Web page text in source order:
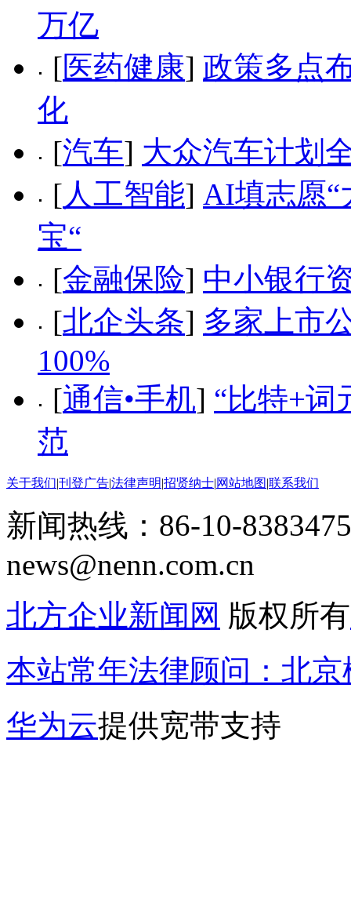
万亿
[医药健康] 政策多点
化
[汽车] 大众汽车计划
[人工智能] AI填志愿“
宝“
[金融保险] 中小银行
[北企头条] 多家上市
100%
[通信•手机] “比特+词
范
关于我们|刊登广告|法律声明|招贤纳士|网站地图|联系我们
新闻热线：86-10-
news@nenn.com.cn
北方企业新闻网 版权所有
本站常年法律顾问：北
华为云提供宽带支持